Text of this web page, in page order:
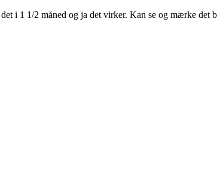
i 1 1/2 måned og ja det virker. Kan se og mærke det